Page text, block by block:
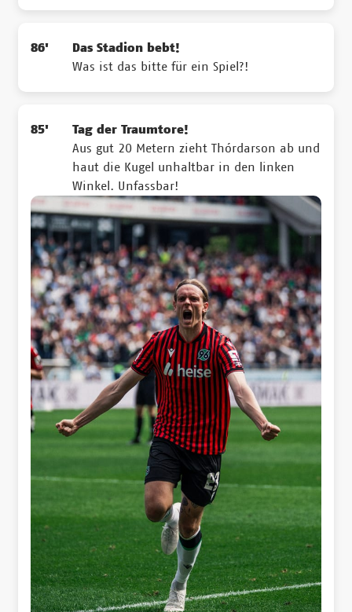
86'
Das Stadion bebt!
Was ist das bitte für ein Spiel?!
85'
Tag der Traumtore!
Aus gut 20 Metern zieht Thórdarson ab und
haut die Kugel unhaltbar in den linken
Winkel. Unfassbar!